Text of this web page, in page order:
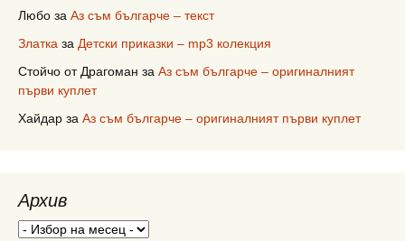
Любо за Аз съм българче – текст
Златка за Детски приказки – mp3 колекция
Стойчо от Драгоман за Аз съм българче – оригиналният
първи куплет
Хайдар за Аз съм българче – оригиналният първи куплет
Архив
Архив